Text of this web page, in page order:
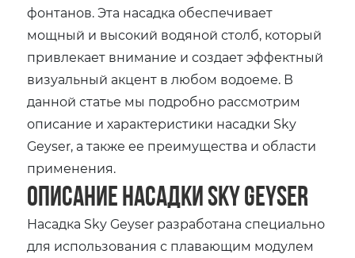
фонтанов. Эта насадка обеспечивает
мощный и высокий водяной столб, который
привлекает внимание и создает эффектный
визуальный акцент в любом водоеме. В
данной статье мы подробно рассмотрим
описание и характеристики насадки Sky
Geyser, а также ее преимущества и области
применения.
Описание насадки Sky Geyser
Насадка Sky Geyser разработана специально
для использования с плавающим модулем